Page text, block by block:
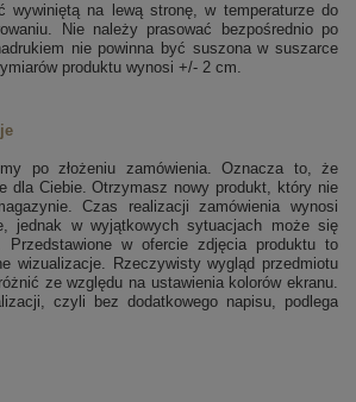
wywiniętą na lewą stronę, w temperaturze do
Nie należy prasować bezpośrednio po
nie powinna być suszona w suszarce
produktu wynosi +/- 2 cm.
po złożeniu zamówienia. Oznacza to, że
dla Ciebie. Otrzymasz nowy produkt, który nie
Czas realizacji zamówienia wynosi
jednak w wyjątkowych sytuacjach może się
Przedstawione w ofercie zdjęcia produktu to
wizualizacje. Rzeczywisty wygląd przedmiotu
ze względu na ustawienia kolorów ekranu.
czyli bez dodatkowego napisu, podlega